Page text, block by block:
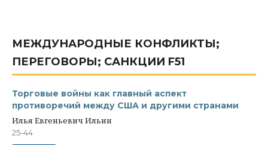
МЕЖДУНАРОДНЫЕ КОНФЛИКТЫ;
ПЕРЕГОВОРЫ; САНКЦИИ F51
Торговые войны как главный аспект
противоречий между США и другими странами
Илья Евгеньевич Ильин
25-44